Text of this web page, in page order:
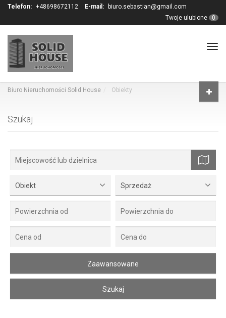
Telefon: +48698672112 E-mail:
biuro.sebastian@gmail.com
Twoje ulubione
0
Biuro Nieruchomości Solid House Obiekty
Szukaj
Obiekt Sprzedaż